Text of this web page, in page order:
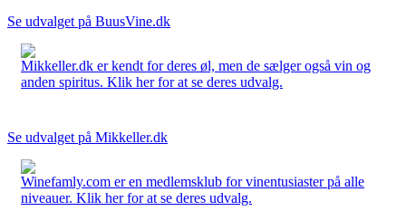
Se udvalget på BuusVine.dk
Mikkeller.dk er kendt for deres øl, men de sælger også vin og
anden spiritus. Klik her for at se deres udvalg.
Se udvalget på Mikkeller.dk
Winefamly.com er en medlemsklub for vinentusiaster på alle
niveauer. Klik her for at se deres udvalg.